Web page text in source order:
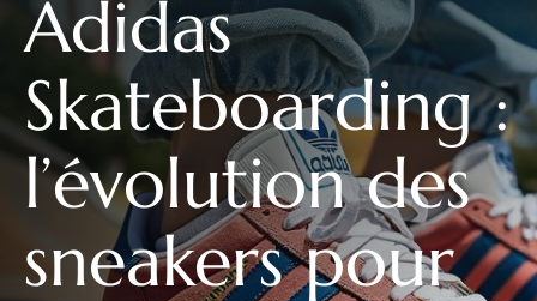
Adidas
Skateboarding :
l’évolution des
sneakers pour